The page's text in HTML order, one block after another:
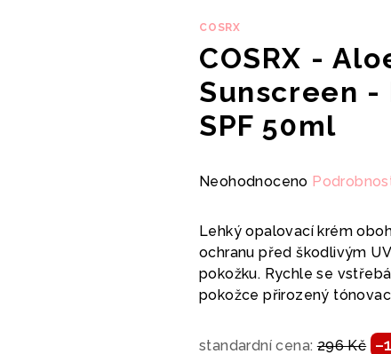
COSRX
COSRX -
Sunscreen
SPF 50ml
Průměrné
produktu
0,0
z
5
Neohodnoceno
Lehký opalovací krém
ochranu před škodlivým
pokožku. Rychle se
pokožce přirozený
standardní cena: 296 Kč